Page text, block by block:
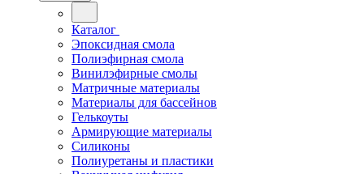
Каталог
Эпоксидная смола
Полиэфирная смола
Винилэфирные смолы
Матричные материалы
Материалы для бассейнов
Гелькоуты
Армирующие материалы
Силиконы
Полиуретаны и пластики